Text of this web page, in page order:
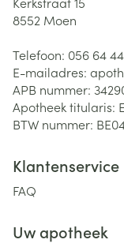
8552 Moen
Telefoon: 056 64
E-mailadres:
APB nummer:
Apotheek titularis:
BTW nummer:
Klantenservice
FAQ
Uw apotheek